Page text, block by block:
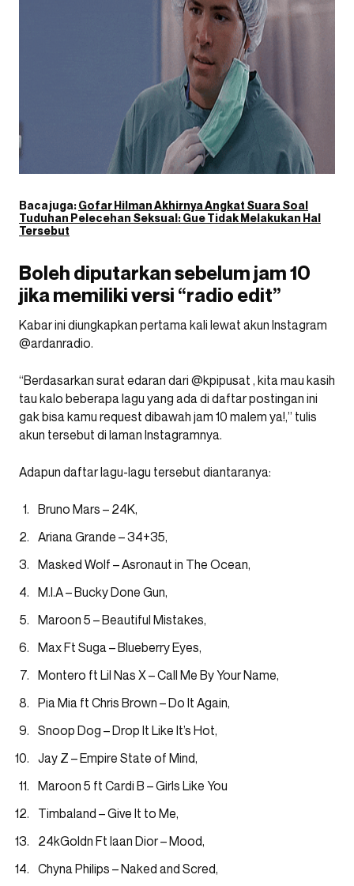
Baca juga:Gofar Hilman Akhirnya Angkat Suara Soal
Tuduhan Pelecehan Seksual: Gue Tidak Melakukan Hal
Tersebut
Boleh diputarkan sebelum jam 10
jika memiliki versi “radio edit”
Kabar ini diungkapkan pertama kali lewat akun Instagram
@ardanradio.
“Berdasarkan surat edaran dari @kpipusat , kita mau kasih
tau kalo beberapa lagu yang ada di daftar postingan ini
gak bisa kamu request dibawah jam 10 malem ya!,” tulis
akun tersebut di laman Instagramnya.
Adapun daftar lagu-lagu tersebut diantaranya:
Bruno Mars – 24K,
Ariana Grande – 34+35,
Masked Wolf – Asronaut in The Ocean,
M.I.A – Bucky Done Gun,
Maroon 5 – Beautiful Mistakes,
Max Ft Suga – Blueberry Eyes,
Montero ft Lil Nas X – Call Me By Your Name,
Pia Mia ft Chris Brown – Do It Again,
Snoop Dog – Drop It Like It’s Hot,
Jay Z – Empire State of Mind,
Maroon 5 ft Cardi B – Girls Like You
Timbaland – Give It to Me,
24kGoldn Ft Iaan Dior – Mood,
Chyna Philips – Naked and Scred,